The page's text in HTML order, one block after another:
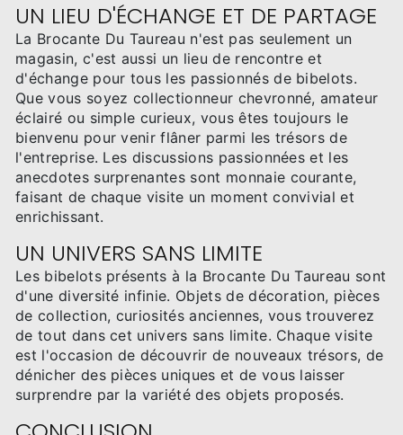
UN LIEU D'ÉCHANGE ET DE PARTAGE
La Brocante Du Taureau n'est pas seulement un
magasin, c'est aussi un lieu de rencontre et
d'échange pour tous les passionnés de bibelots.
Que vous soyez collectionneur chevronné, amateur
éclairé ou simple curieux, vous êtes toujours le
bienvenu pour venir flâner parmi les trésors de
l'entreprise. Les discussions passionnées et les
anecdotes surprenantes sont monnaie courante,
faisant de chaque visite un moment convivial et
enrichissant.
UN UNIVERS SANS LIMITE
Les bibelots présents à la Brocante Du Taureau sont
d'une diversité infinie. Objets de décoration, pièces
de collection, curiosités anciennes, vous trouverez
de tout dans cet univers sans limite. Chaque visite
est l'occasion de découvrir de nouveaux trésors, de
dénicher des pièces uniques et de vous laisser
surprendre par la variété des objets proposés.